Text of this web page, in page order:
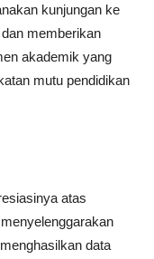
kunjungan ke
memberikan
akademik yang
mutu pendidikan
atas
data